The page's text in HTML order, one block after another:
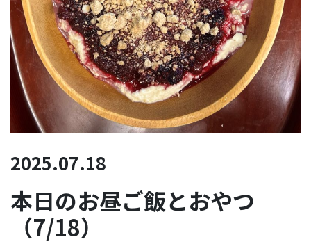
2025.07.18
本日のお昼ご飯とおやつ
（7/18）